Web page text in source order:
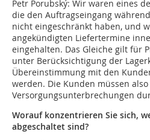
Petr Porubský: Wir waren eines
die den Auftragseingang
nicht eingeschränkt haben, und
angekündigten Liefertermine
eingehalten. Das Gleiche gilt für
unter Berücksichtigung der
Übereinstimmung mit den
werden. Die Kunden müssen
Versorgungsunterbrechungen
Worauf konzentrieren Sie sich,
abgeschaltet sind?